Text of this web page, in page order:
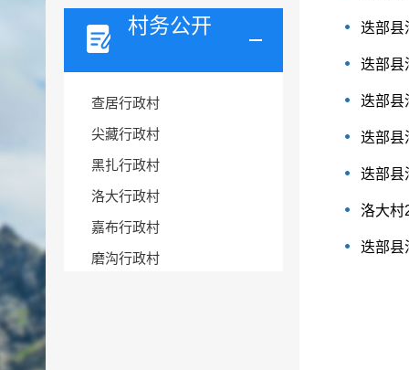
村务公开
查居行政村
尖藏行政村
黑扎行政村
洛大行政村
嘉布行政村
磨沟行政村
迭部县
迭部县
迭部县
迭部县
迭部县
洛大村
迭部县